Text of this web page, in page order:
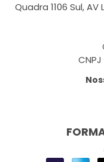
Quadra 1106 Sul, AV